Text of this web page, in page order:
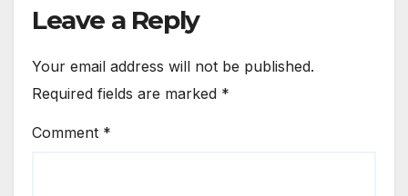
Leave a Reply
Your email address will not be published.
Required fields are marked *
Comment *